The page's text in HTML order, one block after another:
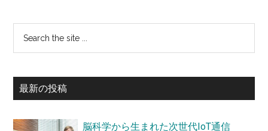
最
初
の
サ
イ
...
最新の投稿
脳科学から生まれた次世代IoT通信